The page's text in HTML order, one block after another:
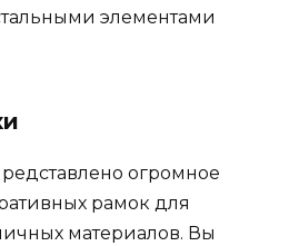
элементами
огромное
рамок для
материалов. Вы